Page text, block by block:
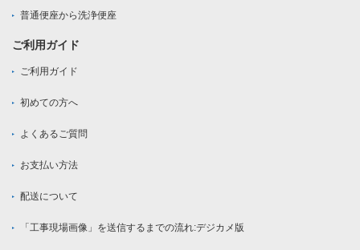
普通便座から洗浄便座
ご利用ガイド
ご利用ガイド
初めての方へ
よくあるご質問
お支払い方法
配送について
「工事現場画像」を送信するまでの流れ:デジカメ版